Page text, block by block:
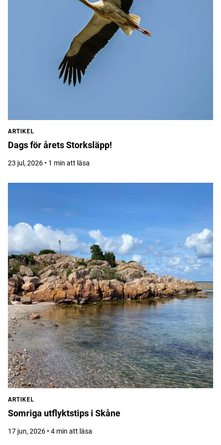
ARTIKEL
Dags för årets Storksläpp!
23 jul, 2026 • 1 min att läsa
ARTIKEL
Somriga utflyktstips i Skåne
17 jun, 2026 • 4 min att läsa